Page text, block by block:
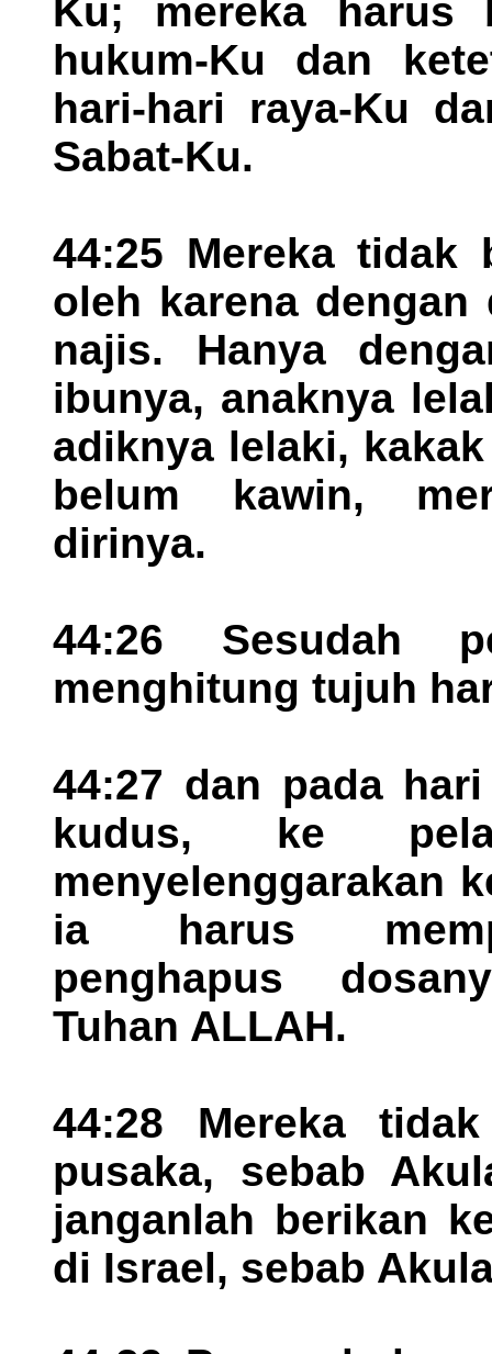
Ku; mereka harus
hukum-Ku dan
hari-hari raya-Ku
Sabat-Ku.
44:25 Mereka tidak
oleh karena dengan
najis. Hanya
ibunya, anaknya
adiknya lelaki,
belum kawin,
dirinya.
44:26 Sesudah
menghitung tujuh
44:27 dan pada
kudus, ke
menyelenggarakan
ia harus
penghapus
Tuhan ALLAH.
44:28 Mereka
pusaka, sebab
janganlah berikan
di Israel, sebab